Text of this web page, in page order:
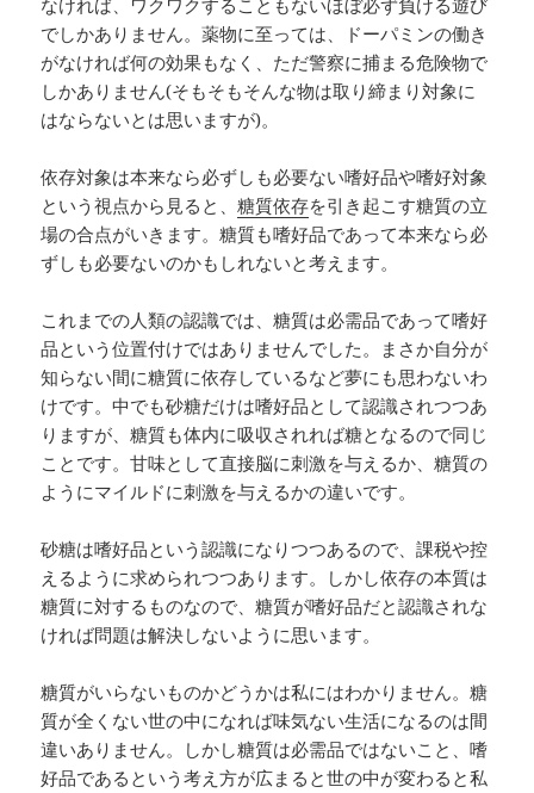
なければ、ワクワクすることもないほぼ必ず負ける遊び
でしかありません。薬物に至っては、ドーパミンの働き
がなければ何の効果もなく、ただ警察に捕まる危険物で
しかありません(そもそもそんな物は取り締まり対象に
はならないとは思いますが)。
依存対象は本来なら必ずしも必要ない嗜好品や嗜好対象
という視点から見ると、糖質依存を引き起こす糖質の立
場の合点がいきます。糖質も嗜好品であって本来なら必
ずしも必要ないのかもしれないと考えます。
これまでの人類の認識では、糖質は必需品であって嗜好
品という位置付けではありませんでした。まさか自分が
知らない間に糖質に依存しているなど夢にも思わないわ
けです。中でも砂糖だけは嗜好品として認識されつつあ
りますが、糖質も体内に吸収されれば糖となるので同じ
ことです。甘味として直接脳に刺激を与えるか、糖質の
ようにマイルドに刺激を与えるかの違いです。
砂糖は嗜好品という認識になりつつあるので、課税や控
えるように求められつつあります。しかし依存の本質は
糖質に対するものなので、糖質が嗜好品だと認識されな
ければ問題は解決しないように思います。
糖質がいらないものかどうかは私にはわかりません。糖
質が全くない世の中になれば味気ない生活になるのは間
違いありません。しかし糖質は必需品ではないこと、嗜
好品であるという考え方が広まると世の中が変わると私